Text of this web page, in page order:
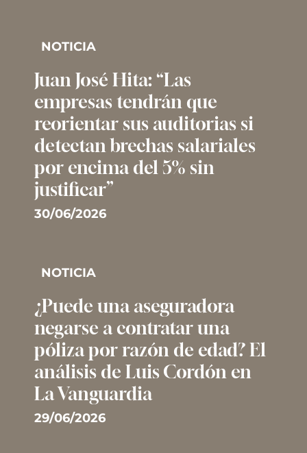
NOTICIA
Juan José Hita: “Las
empresas tendrán que
reorientar sus auditorias si
detectan brechas salariales
por encima del 5% sin
justificar”
30/06/2026
NOTICIA
¿Puede una aseguradora
negarse a contratar una
póliza por razón de edad? El
análisis de Luis Cordón en
La Vanguardia
29/06/2026